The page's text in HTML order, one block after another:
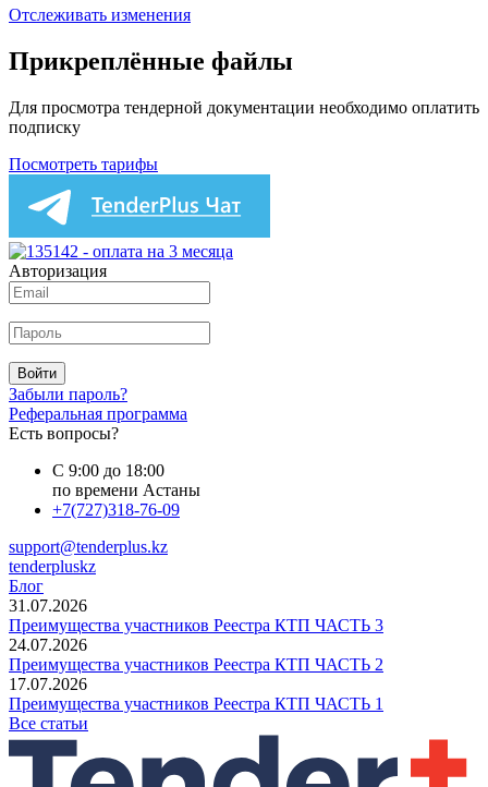
Отслеживать изменения
Прикреплённые файлы
Для просмотра тендерной документации необходимо оплатить
подписку
Посмотреть тарифы
Авторизация
Войти
Забыли пароль?
Реферальная программа
Есть вопросы?
С 9:00 до 18:00
по времени Астаны
+7(727)318-76-09
support@tenderplus.kz
tenderpluskz
Блог
31.07.2026
Преимущества участников Реестра КТП ЧАСТЬ 3
24.07.2026
Преимущества участников Реестра КТП ЧАСТЬ 2
17.07.2026
Преимущества участников Реестра КТП ЧАСТЬ 1
Все статьи